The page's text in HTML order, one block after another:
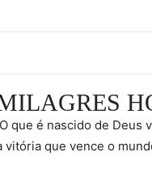
que é nascido de Deus
vitória que vence o